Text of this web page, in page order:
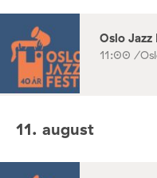
Oslo Jazz
11:00 /
11. august